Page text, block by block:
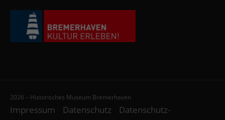
2026 – Historisches Museum Bremerhaven
Impressum Datenschutz
Datenschutz-